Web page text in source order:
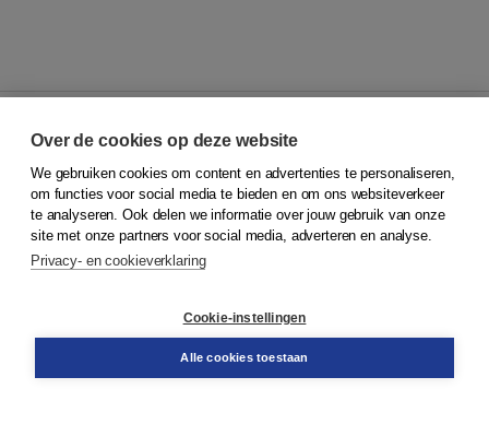
© 2026Koninklijke Boom uitgevers
Klantenservice
Service & informatie
Contact
Over de cookies op deze website
We gebruiken cookies om content en advertenties te personaliseren,
om functies voor social media te bieden en om ons websiteverkeer
te analyseren. Ook delen we informatie over jouw gebruik van onze
site met onze partners voor social media, adverteren en analyse.
Privacy- en cookieverklaring
Cookie-instellingen
Alle cookies toestaan